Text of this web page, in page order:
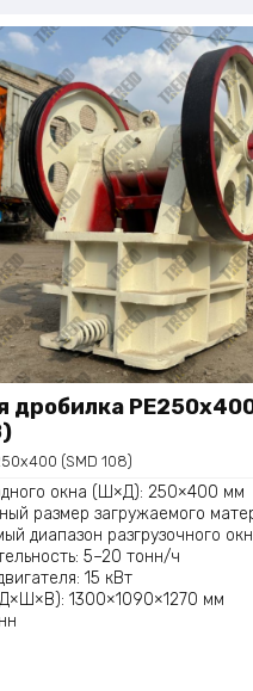
дробилка
(SMD 108)
окна (Ш×Д): 250×400 мм
размер загружаемого
диапазон разгрузочного
5–20 тонн/ч
15 кВт
1300×1090×1270 мм